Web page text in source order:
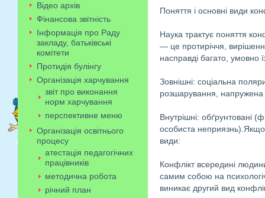
Поняття і основні види
Наука трактує поняття
— це протиріччя,
насправді багато, умовно
Зовнішні: соціальна
розшарування, напружена
Внутрішні: обґрунтовані
особиста неприязнь).Якщо
види:
Конфлікт всередині
самим собою на
виникає другий вид
Відео архів
Фінансова звітність
Інформація про Раду
закладу, батьківські
комітети
Протидія булінгу
Організація харчування
звіт про виконання
норм харчування
перспективне меню
Організація освітнього
процесу
атестація педагогічних
працівників
методична робота
річний план